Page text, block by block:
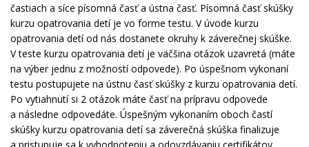
častiach a síce písomná časť a ústna časť. Písomná časť skúšky
kurzu opatrovania detí je vo forme testu. V úvode kurzu
opatrovania detí od nás dostanete okruhy k záverečnej skúške.
V teste kurzu opatrovania detí je väčšina otázok uzavretá (máte
na výber jednu z možností odpovede). Po úspešnom vykonaní
testu postupujete na ústnu časť skúšky z kurzu opatrovania detí.
Po vytiahnutí si 2 otázok máte časť na prípravu odpovede
a následne odpovedáte. Úspešným vykonaním oboch častí
skúšky kurzu opatrovania detí sa záverečná skúška finalizuje
a pristupuje sa k vyhodnoteniu a odovzdávaniu certifikátov.